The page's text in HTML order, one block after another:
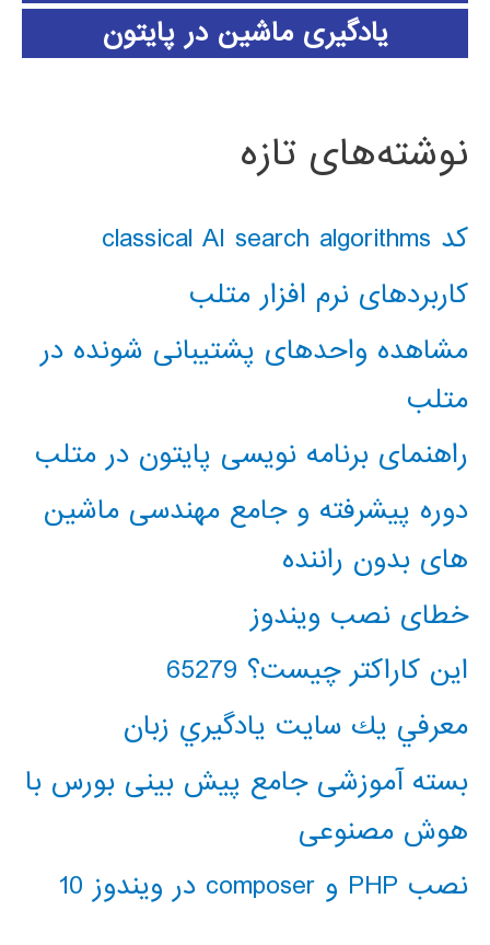
یادگیری ماشین در پایتون
نوشته‌های تازه
کد classical AI search algorithms
کاربردهای نرم افزار متلب
مشاهده واحدهای پشتیبانی شونده در
متلب
راهنمای برنامه نویسی پایتون در متلب
دوره پیشرفته و جامع مهندسی ماشین
های بدون راننده
خطای نصب ویندوز
این کاراکتر چیست؟ 65279
معرفي يك سايت يادگيري زبان
بسته آموزشی جامع پیش بینی بورس با
هوش مصنوعی
نصب PHP و composer در ویندوز 10